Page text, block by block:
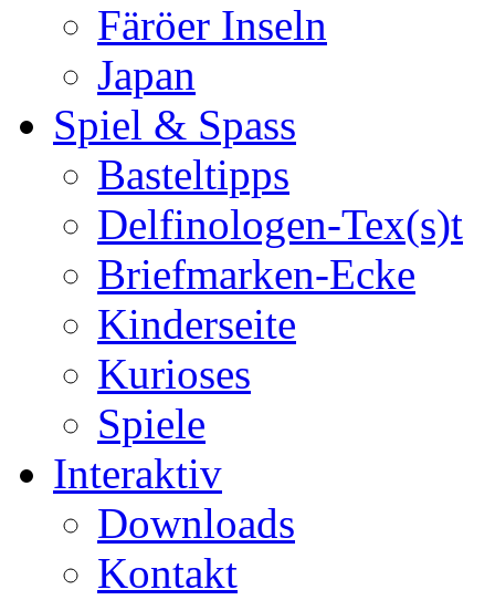
Färöer Inseln
Japan
Spiel & Spass
Basteltipps
Delfinologen-Tex(s)t
Briefmarken-Ecke
Kinderseite
Kurioses
Spiele
Interaktiv
Downloads
Kontakt